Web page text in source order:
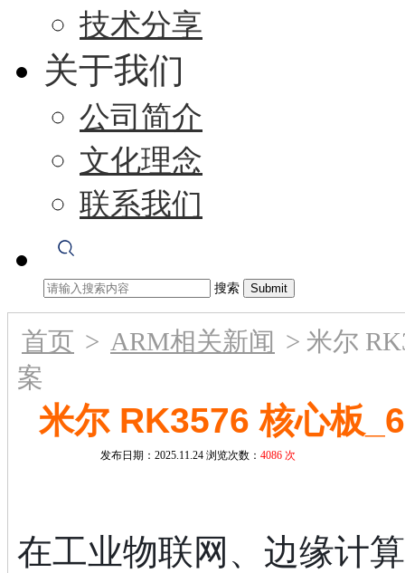
技术分享
关于我们
公司简介
文化理念
联系我们
搜索
首页 > ARM相关新闻 > 米尔
案​
米尔 RK3576 核心板
发布日期：2025.11.24 浏览次数： 4086 次
在工业物联网、边缘计